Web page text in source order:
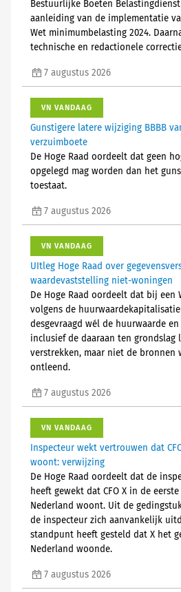
Bestuurlijke Boeten Belastingdienst
aanleiding van de implementatie
Wet minimumbelasting 2024.
technische en redactionele
7 augustus 2026
VN VANDAAG
Gunstigere latere wijziging BBBB
verzuimboete
De Hoge Raad oordeelt dat geen
opgelegd mag worden dan het
toestaat.
7 augustus 2026
VN VANDAAG
UItleg Hoge Raad over
waardevaststelling niet-woningen
De Hoge Raad oordeelt dat bij een
volgens de
desgevraagd wél de huurwaarde
inclusief de daaraan ten grondslag
verstrekken, maar niet de bronnen
ontleend.
7 augustus 2026
VN VANDAAG
Inspecteur wekt vertrouwen dat
woont: verwijzing
De Hoge Raad oordeelt dat de
heeft gewekt dat CFO X in de
Nederland woont. Uit de
de inspecteur zich aanvankelijk
standpunt heeft gesteld dat X het
Nederland woonde.
7 augustus 2026